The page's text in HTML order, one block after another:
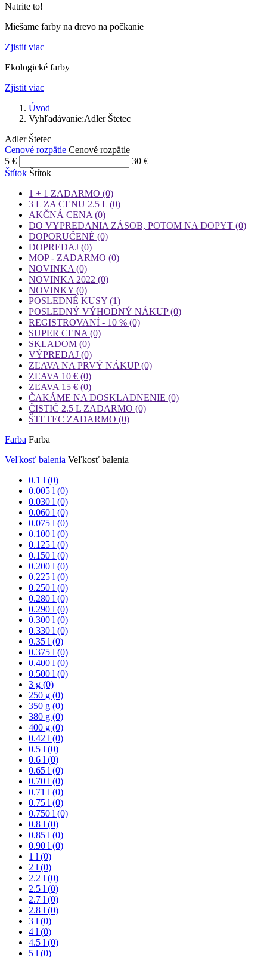
Natrite to!
Miešame farby na drevo na počkanie
Zjistit viac
Ekologické farby
Zjistit viac
Úvod
Vyhľadávanie:Adler Štetec
Adler Štetec
Cenové rozpätie Cenové rozpätie
5 € 30 €
Štítok Štítok
1 + 1 ZADARMO (0)
3 L ZA CENU 2.5 L (0)
AKČNÁ CENA (0)
DO VYPREDANIA ZÁSOB, POTOM NA DOPYT (0)
DOPORUČENÉ (0)
DOPREDAJ (0)
MOP - ZADARMO (0)
NOVINKA (0)
NOVINKA 2022 (0)
NOVINKY (0)
POSLEDNÉ KUSY (1)
POSLEDNÝ VÝHODNÝ NÁKUP(0)
REGISTROVANÍ - 10 % (0)
SUPER CENA (0)
SKLADOM (0)
VÝPREDAJ (0)
ZĽAVA NA PRVÝ NÁKUP(0)
ZĽAVA 10 € (0)
ZĽAVA 15 € (0)
ČAKÁME NA DOSKLADNENIE (0)
ČISTIČ 2.5 L ZADARMO (0)
ŠTETEC ZADARMO (0)
Farba Farba
Veľkosť balenia Veľkosť balenia
0.1 l (0)
0.005 l (0)
0.030 l (0)
0.060 l (0)
0.075 l (0)
0.100 l (0)
0.125 l (0)
0.150 l (0)
0.200 l (0)
0.225 l (0)
0.250 l (0)
0.280 l (0)
0.290 l (0)
0.300 l (0)
0.330 l (0)
0.35 l (0)
0.375 l (0)
0.400 l (0)
0.500 l (0)
3 g (0)
250 g (0)
350 g (0)
380 g (0)
400 g (0)
0.42 l (0)
0.5 l (0)
0.6 l (0)
0.65 l (0)
0.70 l (0)
0.71 l (0)
0.75 l (0)
0.750 l (0)
0.8 l (0)
0.85 l (0)
0.90 l (0)
1 l (0)
2 l (0)
2.2 l (0)
2.5 l (0)
2.7 l (0)
2.8 l (0)
3 l (0)
4 l (0)
4.5 l (0)
5 l (0)